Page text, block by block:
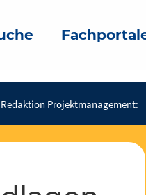
Redaktion Projektmanagement: